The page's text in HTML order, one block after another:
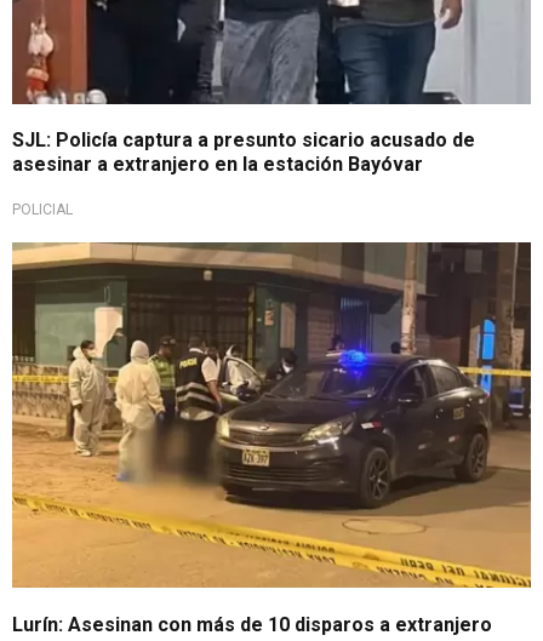
SJL: Policía captura a presunto sicario acusado de
asesinar a extranjero en la estación Bayóvar
POLICIAL
Escalofriante
Lurín: Asesinan con más de 10 disparos a extranjero